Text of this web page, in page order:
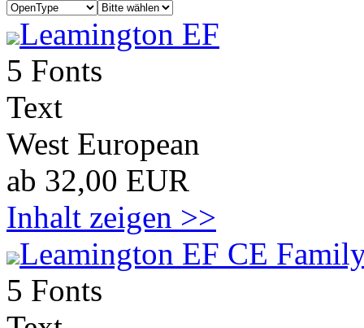
Leamington EF
5 Fonts
Text
West European
ab 32,00 EUR
Inhalt zeigen >>
Leamington EF CE
5 Fonts